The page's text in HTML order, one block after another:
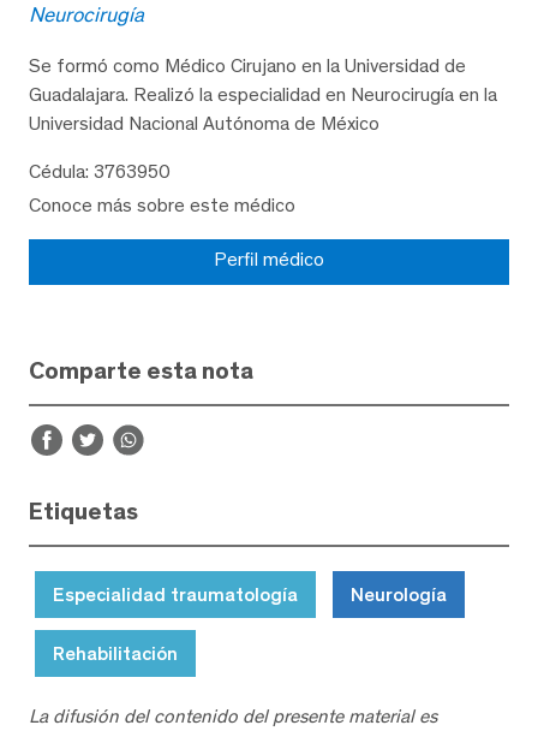
Neurocirugía
Se formó como Médico Cirujano en la Universidad de
Guadalajara. Realizó la especialidad en Neurocirugía en la
Universidad Nacional Autónoma de México
Cédula: 3763950
Conoce más sobre este médico
Perfil médico
Comparte esta nota
Etiquetas
Especialidad traumatología Neurología
Rehabilitación
La difusión del contenido del presente material es